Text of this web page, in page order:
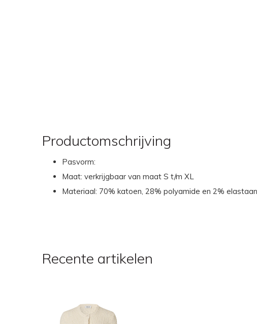
Productomschrijving
Pasvorm:
Maat: verkrijgbaar van maat S t/m XL
Materiaal: 70% katoen, 28% polyamide en 2% elastaan
Recente artikelen